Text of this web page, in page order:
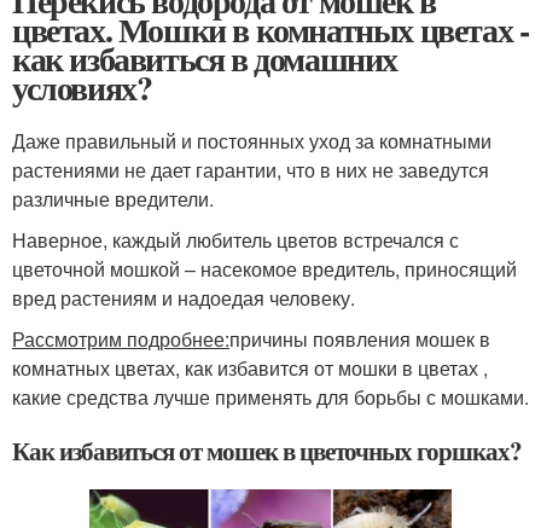
цветах. Мошки в комнатных цветах -
как избавиться в домашних
условиях?
Даже правильный и постоянных уход за комнатными
растениями не дает гарантии, что в них не заведутся
различные вредители.
Наверное, каждый любитель цветов встречался с
цветочной мошкой – насекомое вредитель, приносящий
вред растениям и надоедая человеку.
Рассмотрим подробнее:причины появления мошек в
комнатных цветах, как избавится от мошки в цветах ,
какие средства лучше применять для борьбы с мошками.
Как избавиться от мошек в цветочных горшках?